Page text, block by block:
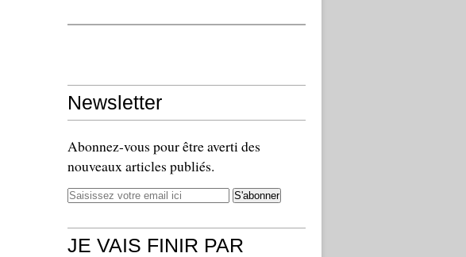
Newsletter
Abonnez-vous pour être averti des
nouveaux articles publiés.
JE VAIS FINIR PAR